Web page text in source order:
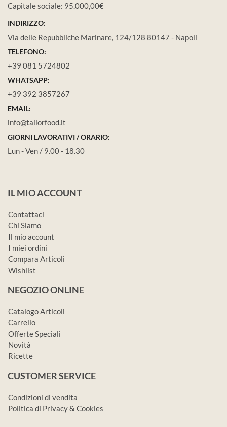
Capitale sociale: 95.000,00€
INDIRIZZO:
Via delle Repubbliche Marinare, 124/128 80147 - Napoli
TELEFONO:
+39 081 5724802
WHATSAPP:
+39 392 3857267
EMAIL:
info@tailorfood.it
GIORNI LAVORATIVI / ORARIO:
Lun - Ven / 9.00 - 18.30
IL MIO ACCOUNT
Contattaci
Chi Siamo
Il mio account
I miei ordini
Compara Articoli
Wishlist
NEGOZIO ONLINE
Catalogo Articoli
Carrello
Offerte Speciali
Novità
Ricette
CUSTOMER SERVICE
Condizioni di vendita
Politica di Privacy & Cookies